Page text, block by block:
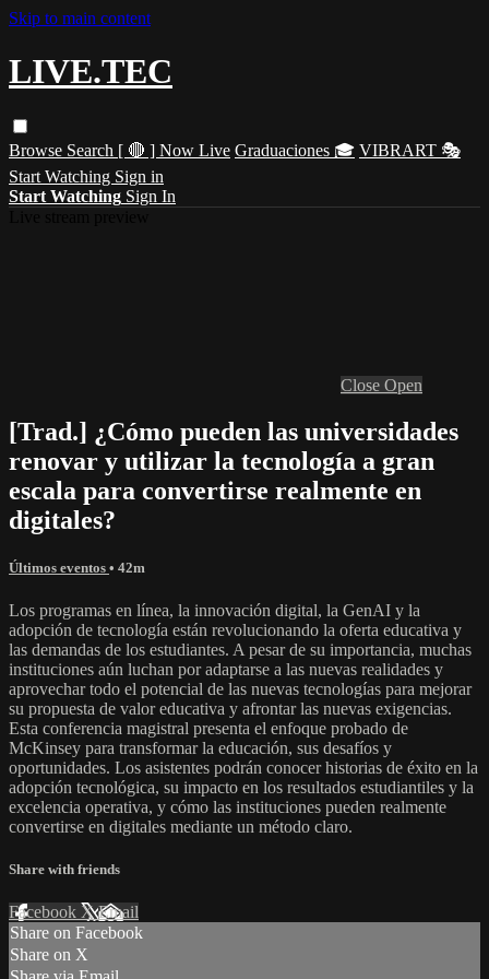
Skip to main content
LIVE.TEC
Browse Search [ 🔴 ] Now Live Graduaciones 🎓 VIBRART 🎭
Start Watching Sign in
Start Watching Sign In
Close Open
[Trad.] ¿Cómo pueden las universidades
renovar y utilizar la tecnología a gran
escala para convertirse realmente en
digitales?
Últimos eventos • 42m
Los programas en línea, la innovación digital, la GenAI y la
adopción de tecnología están revolucionando la oferta educativa y
las demandas de los estudiantes. A pesar de su importancia, muchas
instituciones aún luchan por adaptarse a las nuevas realidades y
aprovechar todo el potencial de las nuevas tecnologías para mejorar
su propuesta de valor educativa y afrontar las nuevas exigencias.
Esta conferencia magistral presenta el enfoque probado de
McKinsey para transformar la educación, sus desafíos y
oportunidades. Los asistentes podrán conocer historias de éxito en la
adopción tecnológica, su impacto en los resultados estudiantiles y la
excelencia operativa, y cómo las instituciones pueden realmente
convertirse en digitales mediante un método claro.
Share with friends
Facebook XEmail
Share on Facebook
Share on X